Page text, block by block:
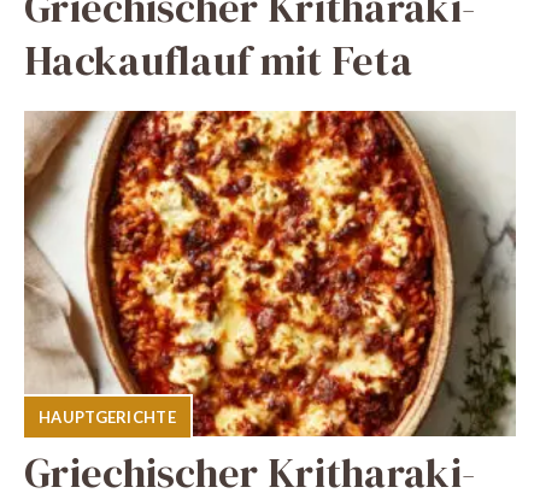
Hackauflauf mit Feta
HAUPTGERICHTE
Griechischer Kritharaki-